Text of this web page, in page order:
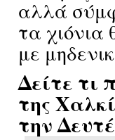
αλλά
τα χιόνια
με
Δείτε τι
της
την